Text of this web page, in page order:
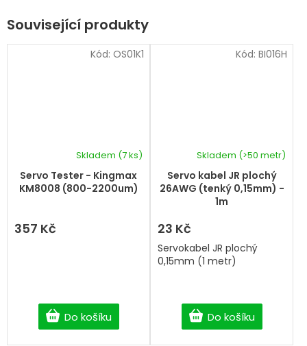
Související produkty
Servo Tester - Kingmax
KM8008 (800-2200um)
Skladem (7 ks)
357 Kč
Do košíku
Kód: OS01K1
Servo kabel JR plochý
26AWG (tenký 0,15mm) -
1m
Skladem (>50 metr)
23 Kč
Do košíku
Servokabel JR plochý
0,15mm (1 metr)
Kód: BI016H